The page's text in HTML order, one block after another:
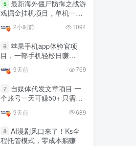
回收欢乐豆 一台电脑日收益
500+
3年前 5673人已阅读
外面开车的三角洲出售脚
本，无卡密版本 单窗口日收
益30-70+ 可批量操作
1年前 4889人已阅读
最新快手极速版秒货脚本，
脚本+操作教程】
2年前 4562人已阅读
5 最新海外僵尸防御之战游
戏掘金挂机项目，单机一天
2小时前 1094
6 苹果手机app体验官项
目，一部手机轻松日赚
载安装app即可获取高额收
9天前 769
7
自媒体代发文章项目 一
个账号一天可赚50+ 只需动
9天前 689
8 AI漫剧风口来了！Ks全
程托管模式，零成本躺赚